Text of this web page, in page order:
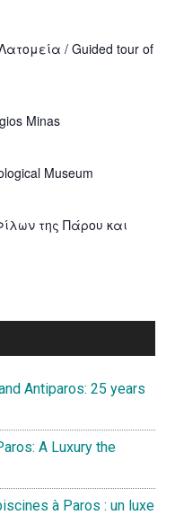
/ Guided tour of
Minas
Museum
της Πάρου και
Antiparos: 25 years
A Luxury the
à Paros : un luxe